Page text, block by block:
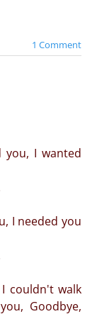
1 Comment
I wanted
I needed you
couldn't walk
Goodbye,